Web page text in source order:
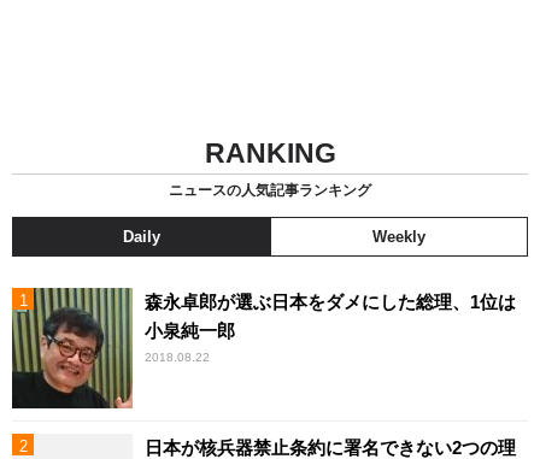
RANKING
ニュースの人気記事ランキング
Daily Weekly
森永卓郎が選ぶ日本をダメにした総理、1位は
小泉純一郎
2018.08.22
日本が核兵器禁止条約に署名できない2つの理